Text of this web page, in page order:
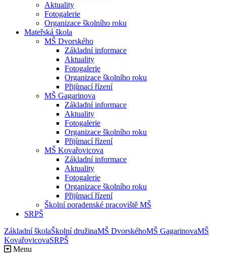
Aktuality
Fotogalerie
Organizace školního roku
Mateřská škola
MŠ Dvorského
Základní informace
Aktuality
Fotogalerie
Organizace školního roku
Přijímací řízení
MŠ Gagarinova
Základní informace
Aktuality
Fotogalerie
Organizace školního roku
Přijímací řízení
MŠ Kovařovicova
Základní informace
Aktuality
Fotogalerie
Organizace školního roku
Přijímací řízení
Školní poradenské pracoviště MŠ
SRPŠ
Základní školaŠkolní družinaMŠ DvorskéhoMŠ GagarinovaMŠ
KovařovicovaSRPŠ
Menu